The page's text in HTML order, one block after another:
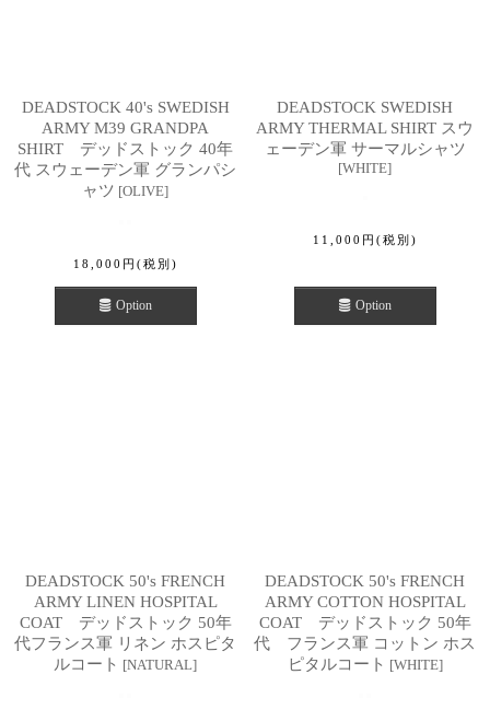
DEADSTOCK 40's SWEDISH
ARMY M39 GRANDPA
SHIRT デッドストック 40年
代 スウェーデン軍 グランパシ
ャツ [OLIVE]
18,000 円 (税別)
Option
DEADSTOCK SWEDISH
ARMY THERMAL SHIRT スウ
ェーデン軍 サーマルシャツ
[WHITE]
11,000 円 (税別)
Option
DEADSTOCK 50's FRENCH
ARMY LINEN HOSPITAL
COAT デッドストック 50年
代フランス軍 リネン ホスピタ
ルコート [NATURAL]
DEADSTOCK 50's FRENCH
ARMY COTTON HOSPITAL
COAT デッドストック 50年
代 フランス軍 コットン ホス
ピタルコート [WHITE]